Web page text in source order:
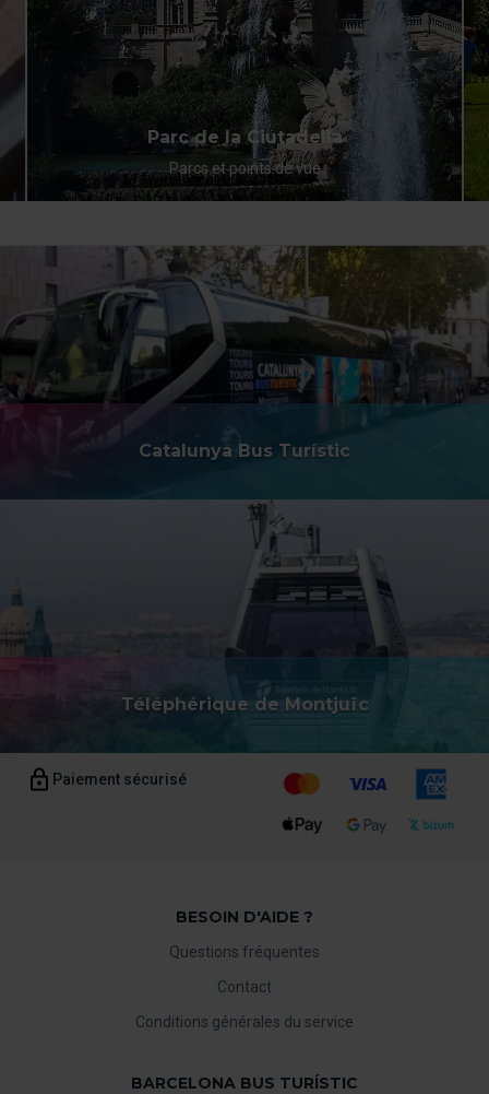
Parc de la Ciutadella
Parcs et points de vue
Catalunya Bus Turístic
Téléphérique de Montjuïc
Paiement sécurisé
BESOIN D'AIDE ?
Questions fréquentes
Contact
Conditions générales du service
BARCELONA BUS TURÍSTIC